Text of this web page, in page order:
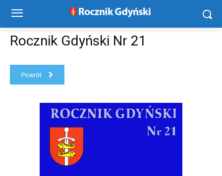
Rocznik Gdyński Nr 21
Powrót